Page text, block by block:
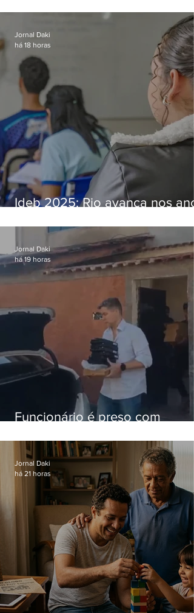
Bangu
Ideb 2025: Rio avança nos
nacional
Jornal Daki
há 18 horas
Funcionário é preso com
Hospital do Andaraí
Jornal Daki
há 19 horas
Jornal Daki
há 21 horas